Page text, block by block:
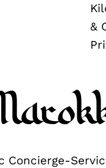
&
Concierge-